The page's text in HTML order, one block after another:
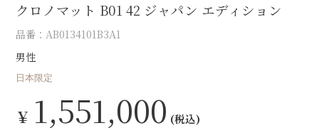
クロノマット B01 42 ジャパン エディション
品番：AB0134101B3A1
男性
日本限定
￥ 1,551,000 (税込)